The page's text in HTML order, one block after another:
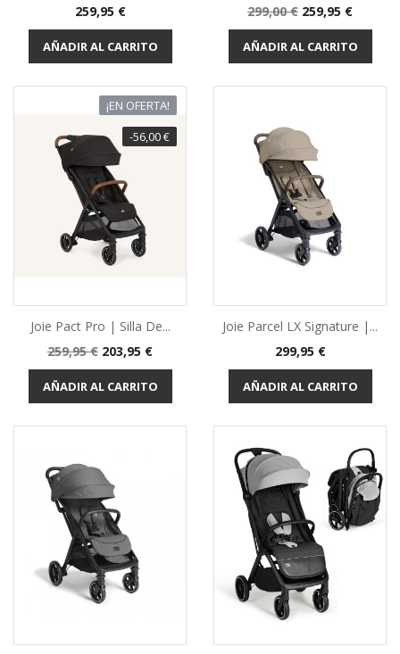
Precio
259,95 €
AÑADIR AL CARRITO
Precio
base
299,00 € Precio
259,95 €
AÑADIR AL CARRITO
¡EN OFERTA!
-56,00 €
Joie Pact Pro | Silla De...
Precio
base
259,95 € Precio
203,95 €
AÑADIR AL CARRITO
Joie Parcel LX Signature |...
Precio
299,95 €
AÑADIR AL CARRITO